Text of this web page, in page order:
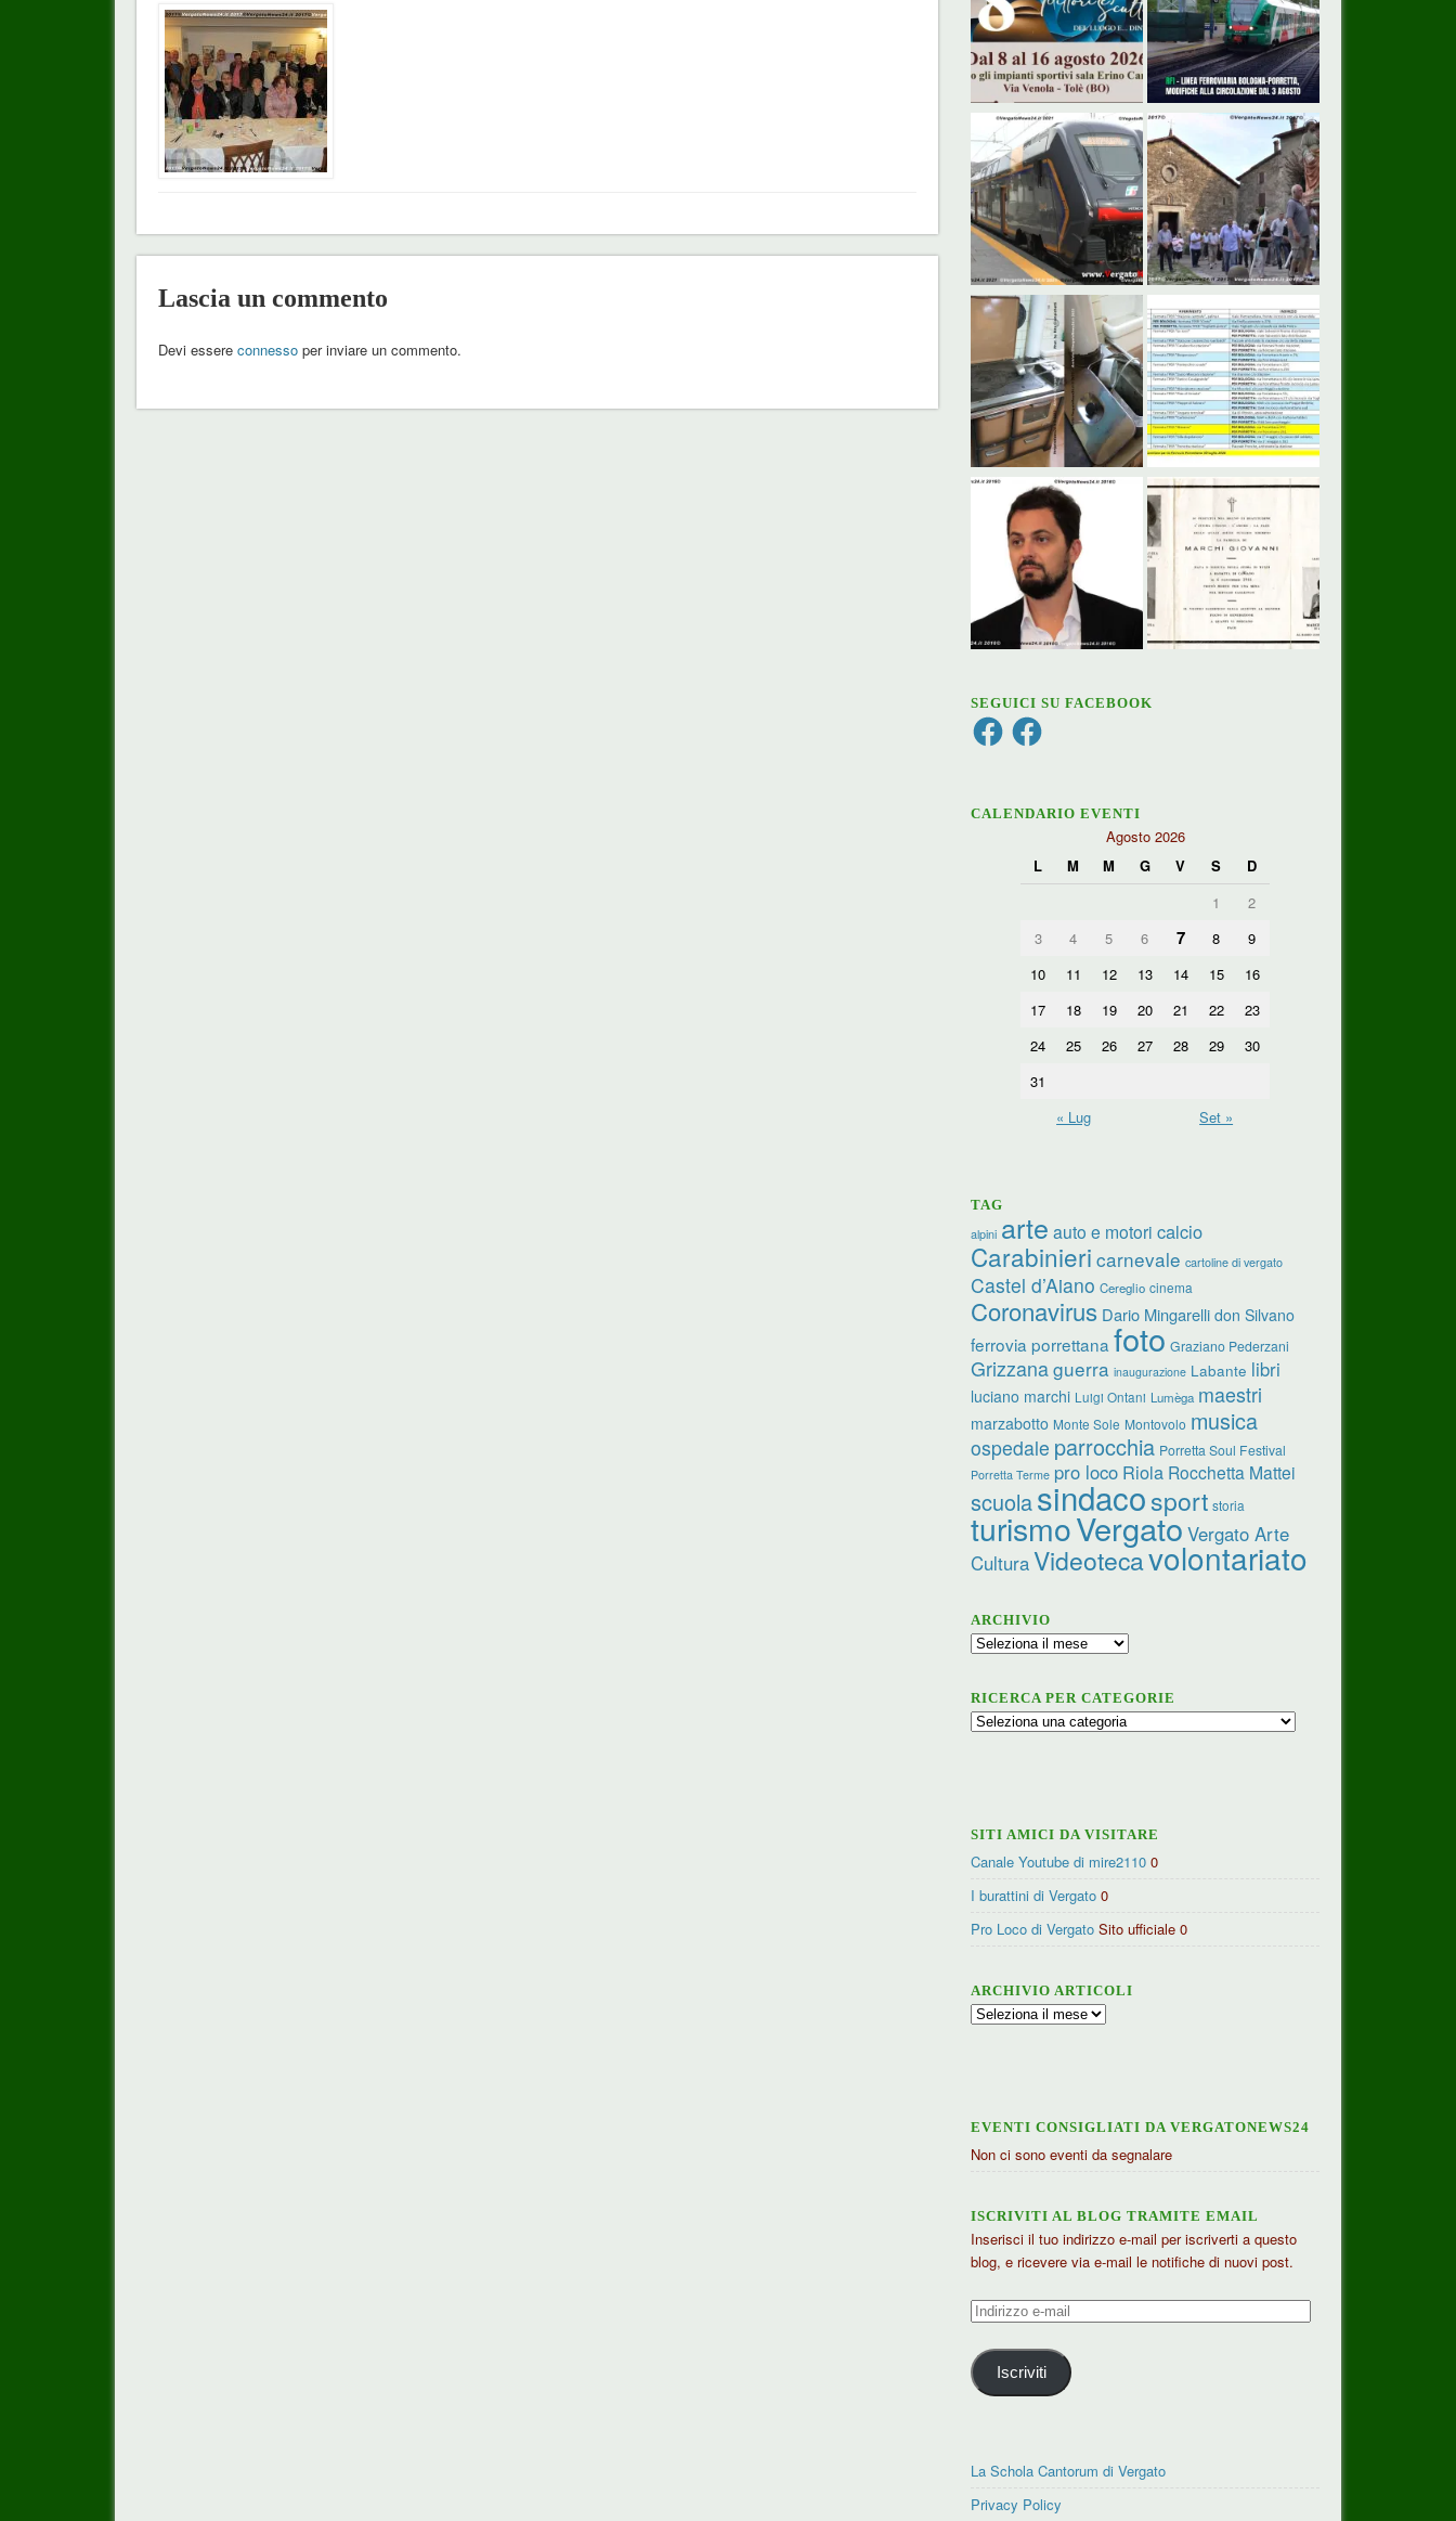
Lascia un commento
Devi essere connessoper inviare un commento.
SEGUICI SU FACEBOOK
FacebookFacebook
CALENDARIO EVENTI
Agosto 2026
L
M M G V S
D
1
2
3
4 5 6 7 8
9
10
11 12 13 14 15
16
17
18 19 20 21 22
23
24
25 26 27 28 29
30
31
« Lug
Set »
TAG
alpini arte auto e motori calcio
Carabinieri carnevale cartoline di vergato
Castel d’Aiano Cereglio cinema
Coronavirus Dario Mingarelli don Silvano
ferrovia porrettana foto Graziano Pederzani
Grizzanaguerra inaugurazione Labante libri
luciano marchi Luigi Ontani Lumèga maestri
marzabotto Monte Sole Montovolo musica
ospedale parrocchia Porretta Soul Festival
Porretta Terme pro loco Riola Rocchetta Mattei
scuolasindacosport storia
turismoVergato Vergato Arte
CulturaVideotecavolontariato
ARCHIVIO
Archivio
RICERCA PER CATEGORIE
Ricerca
SITI AMICI DA VISITARE
Canale Youtube di mire2110 0
I burattini di Vergato 0
Pro Loco di Vergato Sito ufficiale 0
ARCHIVIO ARTICOLI
Archivio
EVENTI CONSIGLIATI DA VERGATONEWS24
Non ci sono eventi da segnalare
ISCRIVITI AL BLOG TRAMITE EMAIL
Inserisci il tuo indirizzo e-mail per iscriverti a questo
blog, e ricevere via e-mail le notifiche di nuovi post.
Indirizzo
mail
Iscriviti
La Schola Cantorum di Vergato
Privacy Policy